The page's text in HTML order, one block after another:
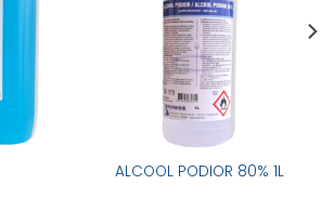
ALCOOL PODIOR 80% 1L